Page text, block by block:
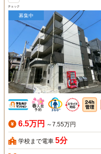
チェック
募集中
6.5万円 ～7.55万円
学校まで電車 5分